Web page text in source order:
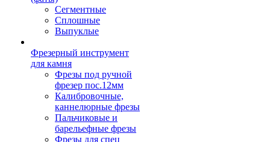
Сегментные
Сплошные
Выпуклые
Фрезерный инструмент
для камня
Фрезы под ручной
фрезер пос.12мм
Калибровочные,
каннелюрные фрезы
Пальчиковые и
барельефные фрезы
Фрезы для спец